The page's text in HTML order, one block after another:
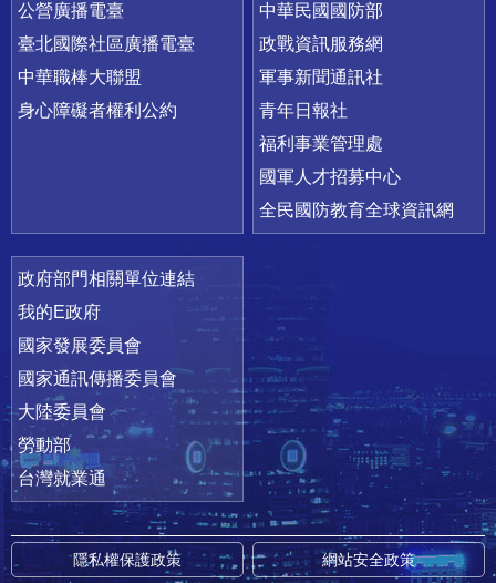
公營廣播電臺
臺北國際社區廣播電臺
中華職棒大聯盟
身心障礙者權利公約
中華民國國防部
政戰資訊服務網
軍事新聞通訊社
青年日報社
福利事業管理處
國軍人才招募中心
全民國防教育全球資訊網
政府部門相關單位連結
我的E政府
國家發展委員會
國家通訊傳播委員會
大陸委員會
勞動部
台灣就業通
隱私權保護政策 網站安全政策